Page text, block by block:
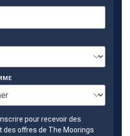
pour recevoir des
des offres de The Moorings